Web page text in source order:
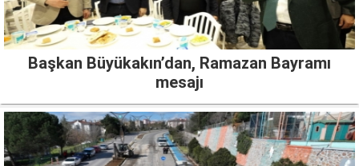
Başkan Büyükakın’dan, Ramazan Bayramı
mesajı